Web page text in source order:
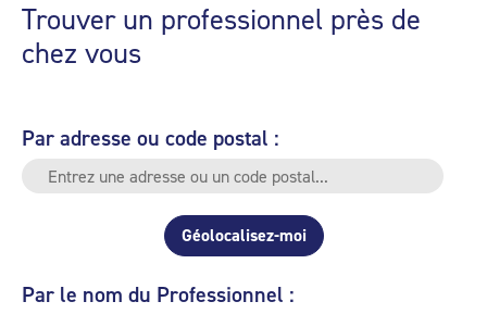
Trouver un professionnel près de
chez vous
Par adresse ou code postal :
Géolocalisez-moi
Par le nom du Professionnel :